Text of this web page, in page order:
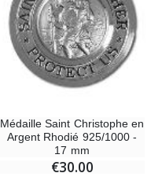
Médaille Saint Christophe en
Argent Rhodié 925/1000 -
17 mm
€30.00
€4.90